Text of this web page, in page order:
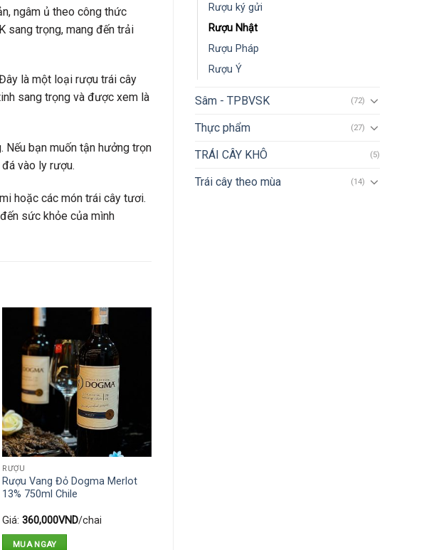
Rượu ký gửi
Rượu Nhật
Rượu Pháp
Rượu Ý
Sâm - TPBVSK (72)
Thực phẩm (27)
TRÁI CÂY KHÔ (5)
Trái cây theo mùa (14)
ngâm ủ theo công thức
sang trọng, mang đến trải
là một loại rượu trái cây
sang trọng và được xem là
bạn muốn tận hưởng trọn
vào ly rượu.
hoặc các món trái cây tươi.
sức khỏe của mình
RƯỢU
Rượu Vang Đỏ Dogma Merlot
13% 750ml Chile
Giá: 360,000VND/chai
MUA NGAY